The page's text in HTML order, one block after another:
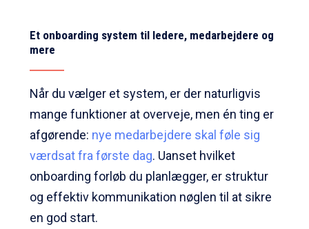
Etonboarding system til ledere, medarbejdere og
mere
Når du vælger et system, er der naturligvis
mange funktioner at overveje, men én ting er
afgørende: nye medarbejdere skal føle sig
værdsat fra første dag. Uanset hvilket
onboarding forløb du planlægger, er struktur
og effektiv kommunikation nøglen til at sikre
en god start.